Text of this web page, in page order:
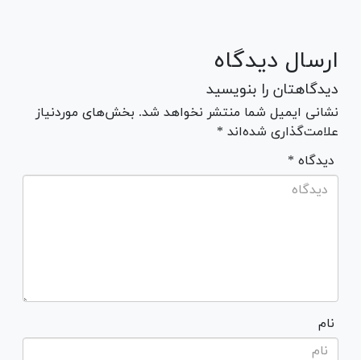
ارسال دیدگاه
دیدگاهتان را بنویسید
نشانی ایمیل شما منتشر نخواهد شد. بخش‌های موردنیاز
علامت‌گذاری شده‌اند *
* دیدگاه
نام